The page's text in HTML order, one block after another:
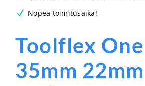
Nopea toimitusaika!
Toolflex
35mm 22mm